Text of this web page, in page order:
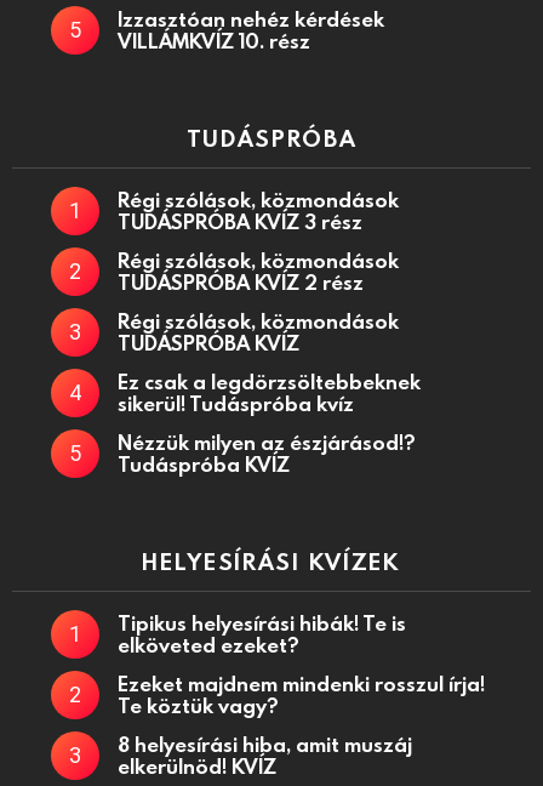
Izzasztóan nehéz kérdések
VILLÁMKVÍZ 10. rész
TUDÁSPRÓBA
Régi szólások, közmondások
TUDÁSPRÓBA KVÍZ 3 rész
Régi szólások, közmondások
TUDÁSPRÓBA KVÍZ 2 rész
Régi szólások, közmondások
TUDÁSPRÓBA KVÍZ
Ez csak a legdörzsöltebbeknek
sikerül! Tudáspróba kvíz
Nézzük milyen az észjárásod!?
Tudáspróba KVÍZ
HELYESÍRÁSI KVÍZEK
Tipikus helyesírási hibák! Te is
elköveted ezeket?
Ezeket majdnem mindenki rosszul írja!
Te köztük vagy?
8 helyesírási hiba, amit muszáj
elkerülnöd! KVÍZ